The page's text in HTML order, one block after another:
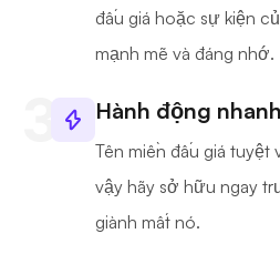
đấu giá hoặc sự kiện
mạnh mẽ và đáng nhớ.
Hành động
Tên miền đấu giá tuyệt
vậy hãy sở hữu ngay
giành mất nó.